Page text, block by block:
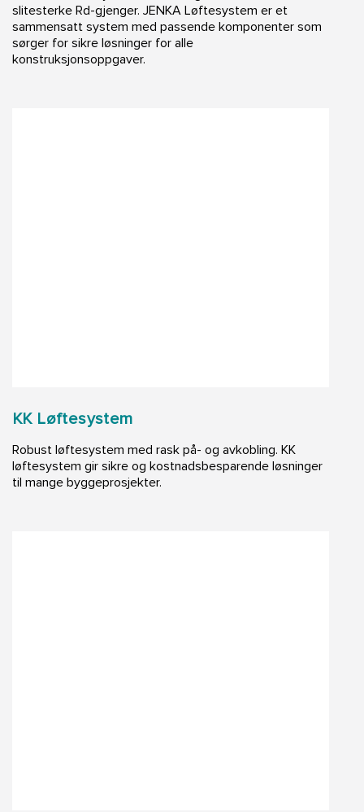
slitesterke Rd-gjenger. JENKA Løftesystem er et
sammensatt system med passende komponenter som
sørger for sikre løsninger for alle
konstruksjonsoppgaver.
KK Løftesystem
Robust løftesystem med rask på- og avkobling. KK
løftesystem gir sikre og kostnadsbesparende løsninger
til mange byggeprosjekter.